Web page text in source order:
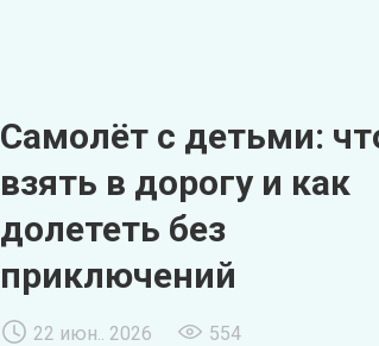
Самолёт с детьми:
взять в дорогу и как
долететь без
приключений
22 июн.. 2026 554